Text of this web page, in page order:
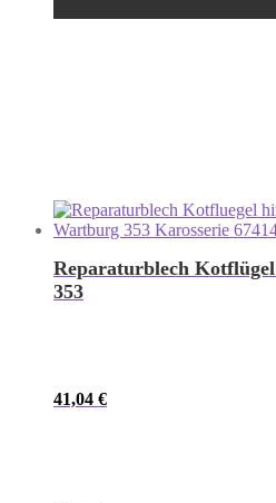
Reparaturblech
353
41,04 €